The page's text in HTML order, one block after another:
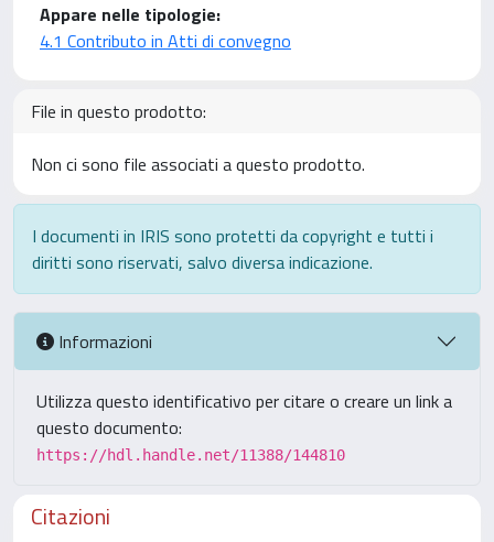
Appare nelle tipologie:
4.1 Contributo in Atti di convegno
File in questo prodotto:
Non ci sono file associati a questo prodotto.
I documenti in IRIS sono protetti da copyright e tutti i
diritti sono riservati, salvo diversa indicazione.
Informazioni
Utilizza questo identificativo per citare o creare un link a
questo documento:
https://hdl.handle.net/11388/144810
Citazioni